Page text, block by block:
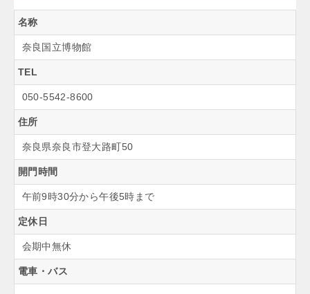
名称
奈良国立博物館
TEL
050-5542-8600
住所
奈良県奈良市登大路町50
開門時間
午前9時30分から午後5時まで
定休日
会期中無休
電車・バス